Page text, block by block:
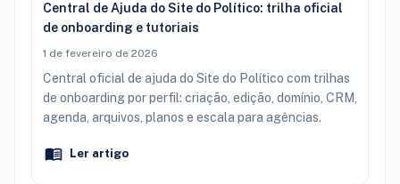
Central de Ajuda do Site do Político: trilha oficial
de onboarding e tutoriais
1 de fevereiro de 2026
Central oficial de ajuda do Site do Político com trilhas
de onboarding por perfil: criação, edição, domínio, CRM,
agenda, arquivos, planos e escala para agências.
Ler artigo